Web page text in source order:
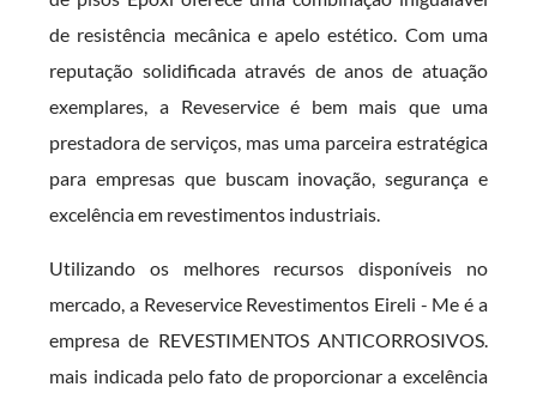
de resistência mecânica e apelo estético. Com uma
reputação solidificada através de anos de atuação
exemplares, a Reveservice é bem mais que uma
prestadora de serviços, mas uma parceira estratégica
para empresas que buscam inovação, segurança e
excelência em revestimentos industriais.
Utilizando os melhores recursos disponíveis no
mercado, a Reveservice Revestimentos Eireli - Me é a
empresa de REVESTIMENTOS ANTICORROSIVOS.
mais indicada pelo fato de proporcionar a excelência